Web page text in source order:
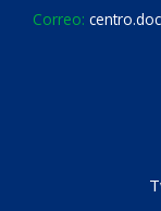
Correo: